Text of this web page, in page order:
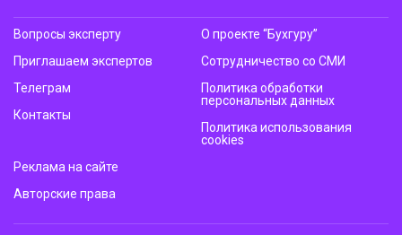
Вопросы эксперту
Приглашаем экспертов
Телеграм
Контакты
О проекте “Бухгуру”
Сотрудничество со СМИ
Политика обработки
персональных данных
Политика использования
cookies
Реклама на сайте
Авторские права